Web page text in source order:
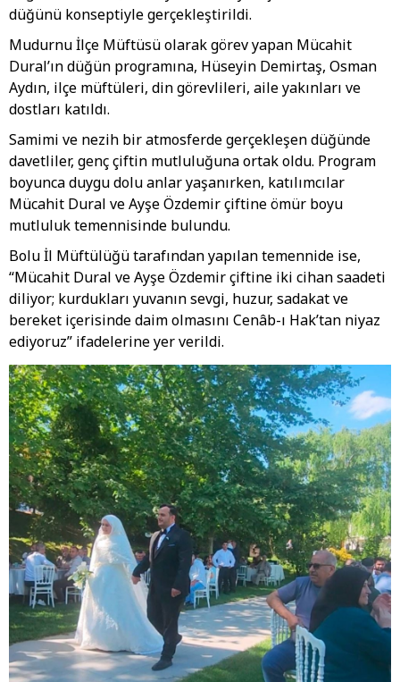
düğünü konseptiyle gerçekleştirildi.
Mudurnu İlçe Müftüsü olarak görev yapan Mücahit
Dural’ın düğün programına, Hüseyin Demirtaş, Osman
Aydın, ilçe müftüleri, din görevlileri, aile yakınları ve
dostları katıldı.
Samimi ve nezih bir atmosferde gerçekleşen düğünde
davetliler, genç çiftin mutluluğuna ortak oldu. Program
boyunca duygu dolu anlar yaşanırken, katılımcılar
Mücahit Dural ve Ayşe Özdemir çiftine ömür boyu
mutluluk temennisinde bulundu.
Bolu İl Müftülüğü tarafından yapılan temennide ise,
“Mücahit Dural ve Ayşe Özdemir çiftine iki cihan saadeti
diliyor; kurdukları yuvanın sevgi, huzur, sadakat ve
bereket içerisinde daim olmasını Cenâb-ı Hak’tan niyaz
ediyoruz” ifadelerine yer verildi.